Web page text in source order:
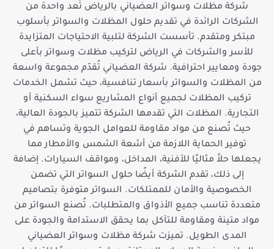
شركة مظلات وسواتر العضياني بالرياض تُعد واحدة من
الشركات الرائدة في تقديم حلول المظلات والسواتر بأسلوب
مبتكر ومتقدم. تأسست الشركة لتلبية الاحتياجات المتزايدة
للأسر والشركات في الرياض لتركيب مظلات وسواتر بأعلى
جودة ومعايير احترافية. شركة العضياني تُقدّم مجموعة واسعة
من المظلات والسواتر بأسعار تنافسية، حيث تشمل الخدمات
تركيب المظلات لجميع أنواع المشاريع سواء السكنية أو
التجارية. المظلات التي تقدمها الشركة تتميز بالجودة العالية،
حيث تُصنع من مواد مقاومة للعوامل الجوية وتساهم في
توفير الحماية اللازمة من أشعة الشمس والأمطار مما
يجعلها حلاً مثاليًا للأفنية، المداخل، ومواقف السيارات. إضافة
إلى ذلك، تقدم الشركة أيضًا حلول السواتر التي تضمن
الخصوصية والأمان للممتلكات. السواتر متوفرة بتصاميم
متعددة تناسب جميع الأذواق والمتطلبات. تُصنع السواتر من
مواد متينة ومقاومة للتآكل بما يحقق الاستدامة والجودة على
المدى الطويل. تميزت شركة مظلات وسواتر العضياني